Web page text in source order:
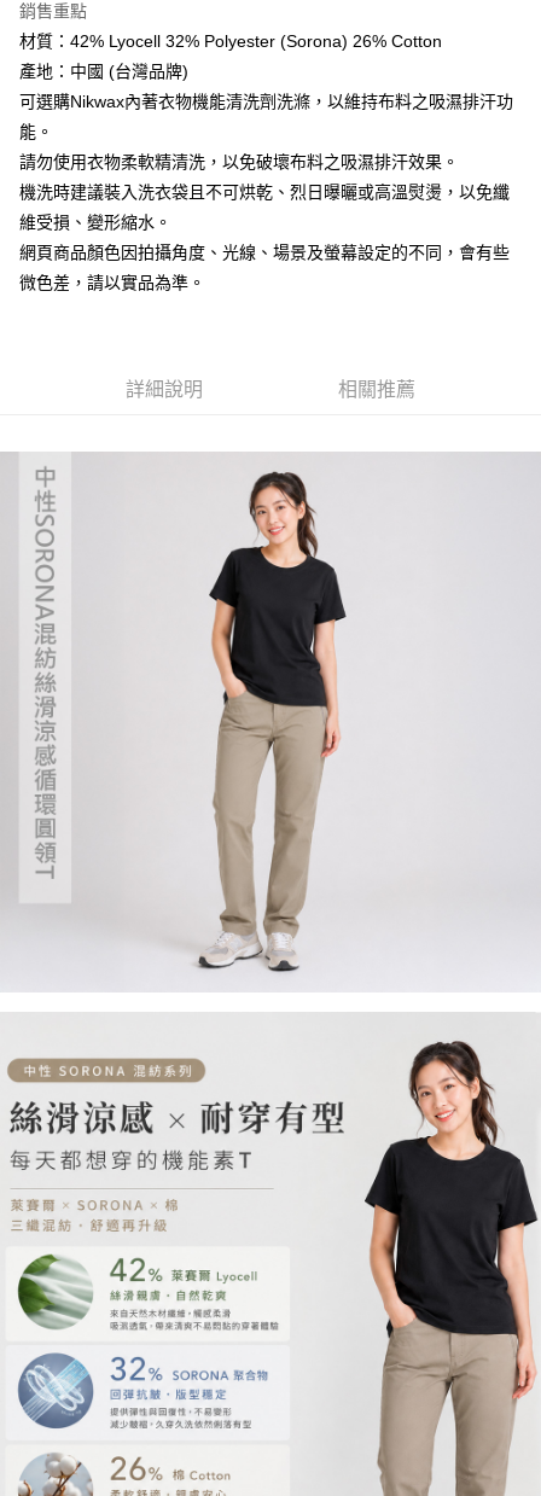
【關於「AFTEE先享後付」】
AFTEE先享後付是「在收到商品之後才付款」的支付方式。 讓您購物簡單
１．簡單：不需註冊會員、不需綁卡、不需儲值。
２．便利：只要手機號碼，簡訊認證，即可結帳。
３．安心：先確認商品／服務後，再付款。
【「AFTEE先享後付」結帳流程】
１．於結帳方式選擇「AFTEE先享後付」後，將跳轉至「AFTEE先享後付」
２．訂單成立數日內，您將收到繳費通知簡訊。
３．收到繳費通知簡訊後14天內，點擊此簡訊中的連結，可透過四大超商／
ATM／網路銀行／等多元方式進行付款，方視為交易完成。
※ 請注意：結帳手續完成當下不需立刻繳費，但若您需要取消訂單，請聯絡
是否繳費成功／繳費後需取消欲退款等相關疑問，請聯繫「AFTEE先享後付
客戶支援中心」 https://netprotections.freshdesk.com/support/home
１．透過由恩沛科技股份有限公司提供之「AFTEE先享後付」服務完成之交
易，需依本服務之必要範圍內提供個人資料，並將交易相關給付款項請求債
權轉讓予恩沛科技股份有限公司。
２．關於個人資料處理事宜，請瀏覽以下網址：
https://aftee.tw/terms/#terms3
３．未成年的使用者請事先徵得法定代理人或監護人之同意方可使用
「AFTEE先享後付」，若未經同意申辦者引起之損失，本公司不負相關責
任。
４．使用「AFTEE先享後付」時，將依據個別帳號之用戶狀況，依本公司即
時審查核予不同之上限額度；若仍有額度不足之情形，本公司將視審查結果
請求用戶進行身份認證。
５．嚴禁一人註冊多個帳號或使用他人資訊註冊。若發現惡意使用之情形，
恩沛科技股份有限公司將有權停止該用戶之使用額度並採取法律行動。
ATM付款
貨到付款
運送方式
全家取貨付款
每筆NT$60，滿NT$499(含以上)免運費
7-11取貨付款
每筆NT$60，滿NT$799(含以上)免運費
貨到付款
每筆NT$130，滿NT$3,000(含以上)免運費
銷售重點
材質：42% Lyocell 32% Polyester (Sorona) 26% Cotton
產地：中國 (台灣品牌)
可選購Nikwax內著衣物機能清洗劑洗滌，以維持布料之吸濕排汗功
能。
請勿使用衣物柔軟精清洗，以免破壞布料之吸濕排汗效果。
機洗時建議裝入洗衣袋且不可烘乾、烈日曝曬或高溫熨燙，以免纖
維受損、變形縮水。
網頁商品顏色因拍攝角度、光線、場景及螢幕設定的不同，會有些
微色差，請以實品為準。
詳細說明 相關推薦